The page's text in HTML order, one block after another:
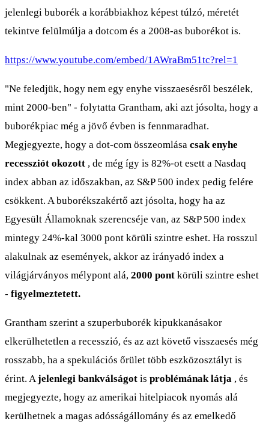
jelenlegi buborék a korábbiakhoz képest túlzó, méretét
tekintve felülmúlja a dotcom és a 2008-as buborékot is.
https://www.youtube.com/embed/1AWraBm51tc?rel=1
"Ne feledjük, hogy nem egy enyhe visszaesésről beszélek,
mint 2000-ben" - folytatta Grantham, aki azt jósolta, hogy a
buborékpiac még a jövő évben is fennmaradhat.
Megjegyezte, hogy a dot-com összeomlása csak enyhe
recessziót okozott , de még így is 82%-ot esett a Nasdaq
index abban az időszakban, az S&P 500 index pedig felére
csökkent. A buborékszakértő azt jósolta, hogy ha az
Egyesült Államoknak szerencséje van, az S&P 500 index
mintegy 24%-kal 3000 pont körüli szintre eshet. Ha rosszul
alakulnak az események, akkor az irányadó index a
világjárványos mélypont alá, 2000 pont körüli szintre eshet
- figyelmeztetett.
Grantham szerint a szuperbuborék kipukkanásakor
elkerülhetetlen a recesszió, és az azt követő visszaesés még
rosszabb, ha a spekulációs őrület több eszközosztályt is
érint. Ajelenlegi bankválságot is problémának látja , és
megjegyezte, hogy az amerikai hitelpiacok nyomás alá
kerülhetnek a magas adósságállomány és az emelkedő